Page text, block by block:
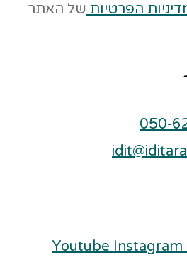
הפרטיות של האתר
Youtube Instagram